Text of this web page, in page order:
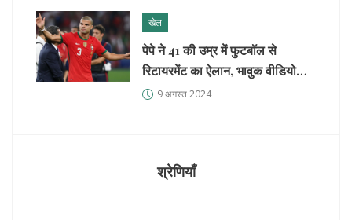
खेल
पेपे ने 41 की उम्र में फुटबॉल से
रिटायरमेंट का ऐलान, भावुक वीडियो
हुआ वायरल
9 अगस्त 2024
श्रेणियाँ